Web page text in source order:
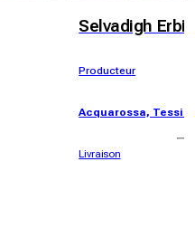
Selvadigh
Producteur
Acquarossa, Tessin
Livraison